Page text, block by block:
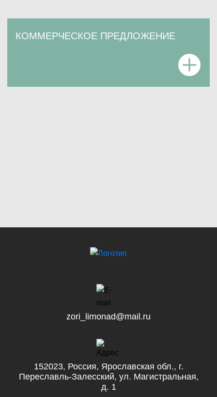
КОММЕРЧЕСКОЕ ПРЕДЛОЖЕНИЕ
zori_limonad@mail.ru
152023, Россия, Ярославская обл., г.
Переславль-Залесский, ул. Магистральная,
д. 1